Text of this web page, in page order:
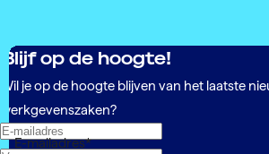
Blijf op de hoogte!
Wil je op de hoogte blijven van het laatste
werkgevenszaken?
E-mailadres*